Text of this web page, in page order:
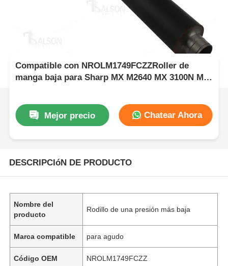
Compatible con NROLM1749FCZZRoller de
manga baja para Sharp MX M2640 MX 3100N MX
Mejor precio Chatear Ahora
DESCRIPCIóN DE PRODUCTO
Nombre del
producto
Rodillo de una presión más baja
Marca compatible para agudo
Código OEM NROLM1749FCZZ